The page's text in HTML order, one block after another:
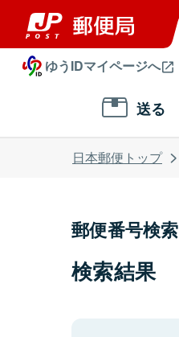
ゆうIDマイページへ
送る
日本郵便トップ
郵便番号検索
検索結果